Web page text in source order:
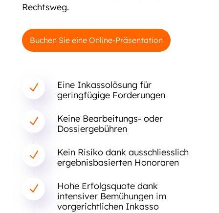
Rechtsweg.
Buchen Sie eine Online-Präsentation
N
Eine Inkassolösung für
geringfügige Forderungen
N
Keine Bearbeitungs- oder
Dossiergebühren
N
Kein Risiko dank ausschliesslich
ergebnisbasierten Honoraren
N
Hohe Erfolgsquote dank
intensiver Bemühungen im
vorgerichtlichen Inkasso